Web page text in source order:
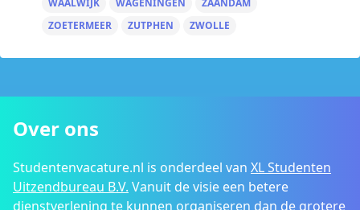
WAALWIJK
WAGENINGEN
ZAANDAM
ZOETERMEER
ZUTPHEN ZWOLLE
Over ons
Studentenvacature.nl is onderdeel van XL Studenten
Uitzendbureau B.V. Vanuit de visie een betere
dienstverlening te kunnen organiseren dan de grotere